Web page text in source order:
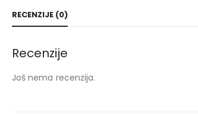
RECENZIJE (0)
Recenzije
Još nema recenzija.